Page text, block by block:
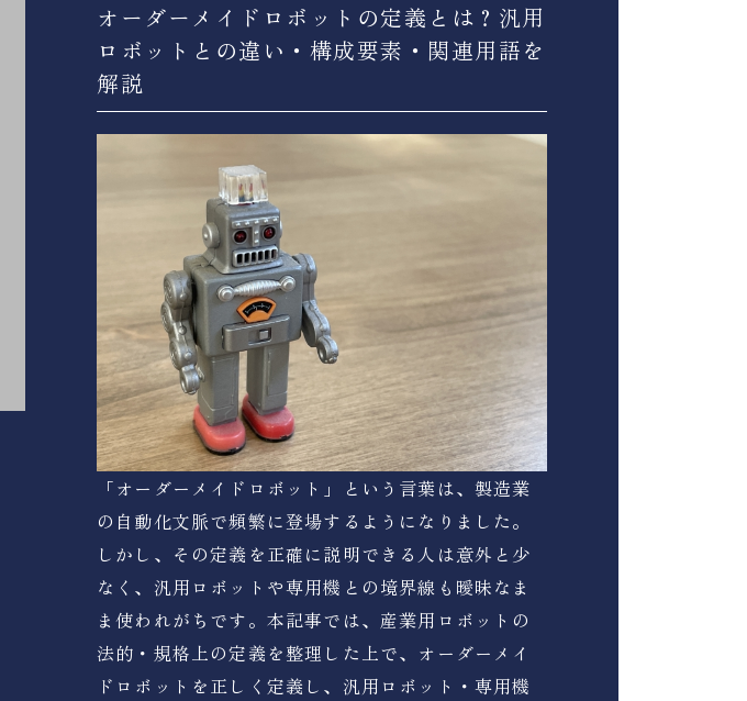
オーダーメイドロボットの定義とは？汎用
ロボットとの違い・構成要素・関連用語を
解説
「オーダーメイドロボット」という言葉は、製造業
の自動化文脈で頻繁に登場するようになりました。
しかし、その定義を正確に説明できる人は意外と少
なく、汎用ロボットや専用機との境界線も曖昧なま
ま使われがちです。本記事では、産業用ロボットの
法的・規格上の定義を整理した上で、オーダーメイ
ドロボットを正しく定義し、汎用ロボット・専用機